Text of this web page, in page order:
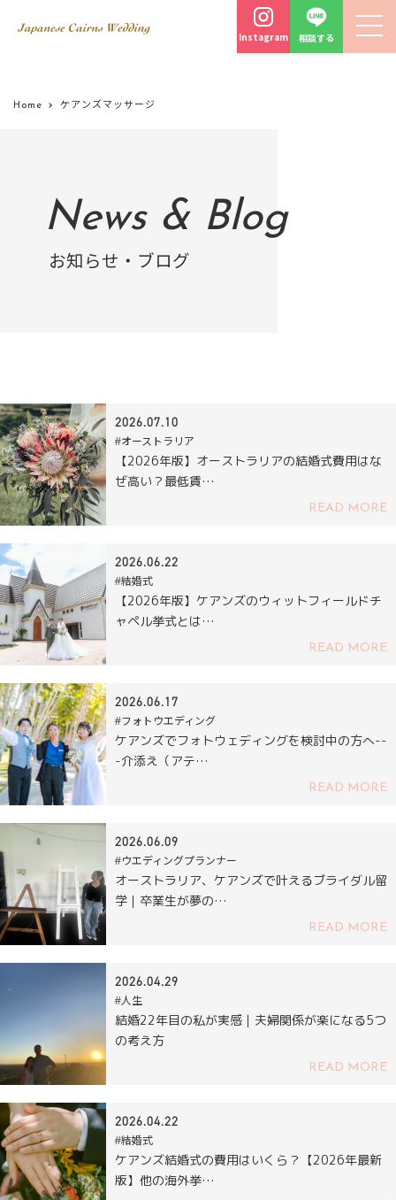
Instagram 相談する
Home ケアンズマッサージ
News & Blog
お知らせ・ブログ
2026.07.10
#オーストラリア
【2026年版】オーストラリアの結婚式費用はな
ぜ高い？最低賃…
READ MORE
2026.06.22
#結婚式
【2026年版】ケアンズのウィットフィールドチ
ャペル挙式とは…
READ MORE
2026.06.17
#フォトウエディング
ケアンズでフォトウェディングを検討中の方へ--
-介添え（アテ…
READ MORE
2026.06.09
#ウエディングプランナー
オーストラリア、ケアンズで叶えるブライダル留
学｜卒業生が夢の…
READ MORE
2026.04.29
#人生
結婚22年目の私が実感｜夫婦関係が楽になる5つ
の考え方
READ MORE
2026.04.22
#結婚式
ケアンズ結婚式の費用はいくら？【2026年最新
版】他の海外挙…